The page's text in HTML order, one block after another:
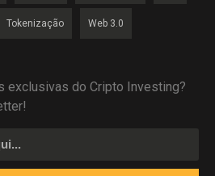
Tokenização Web 3.0
exclusivas do Cripto Investing?